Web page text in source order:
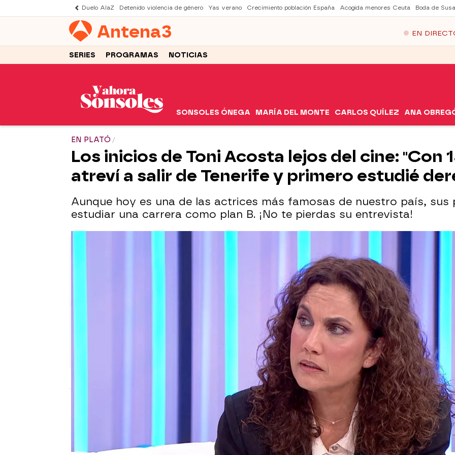
Duelo AlaZ Detenido violencia de género Yas verano Crecimiento población España Acogida menores Ceuta Boda de
Antena3 EN
SERIES PROGRAMAS NOTICIAS
SONSOLES ÓNEGA MARÍA DEL MONTE CARLOS QUÍLEZ ANA
EN PLATÓ
Los inicios de Toni Acosta lejos del cine: "Con
atreví a salir de Tenerife y primero estudié
Aunque hoy es una de las actrices más famosas de nuestro país, sus
estudiar una carrera como plan B. ¡No te pierdas su entrevista!
WhatsappFacebook
X
Toni Acostaes una actriz y humorista española que ha